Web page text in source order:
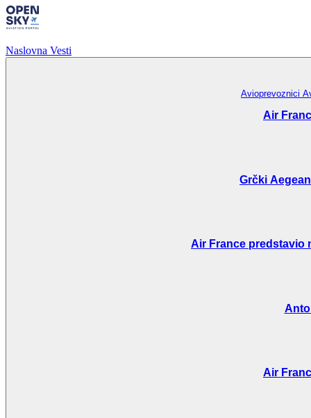
Naslovna Vesti
Avioprevoznici
Air
Grčki
Air France predstavio
Air